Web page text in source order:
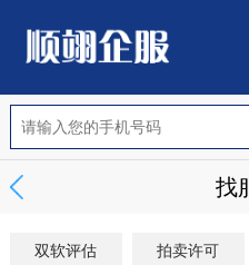
找
双软评估 拍卖许可